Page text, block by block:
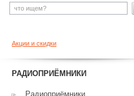
Акции и скидки
РАДИОПРИЁМНИКИ
Радиоприёмники